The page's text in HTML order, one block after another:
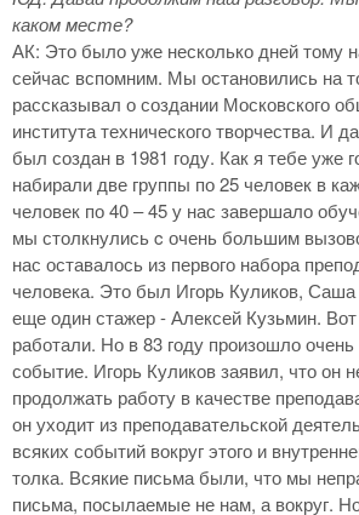
каком месте?
АК: Это было уже несколько дней тому
сейчас вспомним. Мы остановились на
рассказывал о создании Московского
института технического творчества. И
был создан в 1981 году. Как я тебе уже
набирали две группы по 25 человек в
человек по 40 – 45 у нас завершало
мы столкнулись c очень большим
нас оставалось из первого набора
человека. Это был Игорь Куликов,
еще один стажер - Алексей Кузьмин.
работали. Но в 83 году произошло очень
событие. Игорь Куликов заявил, что он
продолжать работу в качестве
он уходит из преподавательской
всяких событий вокруг этого и
толка. Всякие письма были, что мы
письма, посылаемые не нам, а вокруг.